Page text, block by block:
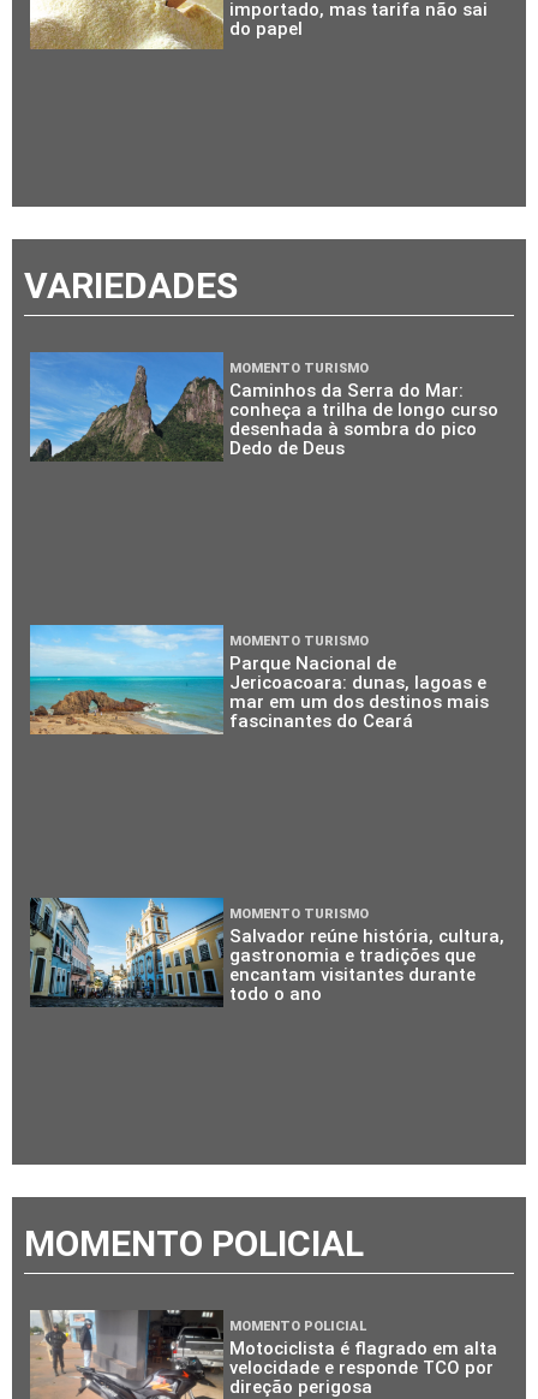
importado, mas tarifa não sai
do papel
VARIEDADES
MOMENTO TURISMO
Caminhos da Serra do Mar:
conheça a trilha de longo curso
desenhada à sombra do pico
Dedo de Deus
MOMENTO TURISMO
Parque Nacional de
Jericoacoara: dunas, lagoas e
mar em um dos destinos mais
fascinantes do Ceará
MOMENTO TURISMO
Salvador reúne história, cultura,
gastronomia e tradições que
encantam visitantes durante
todo o ano
MOMENTO POLICIAL
MOMENTO POLICIAL
Motociclista é flagrado em alta
velocidade e responde TCO por
direção perigosa